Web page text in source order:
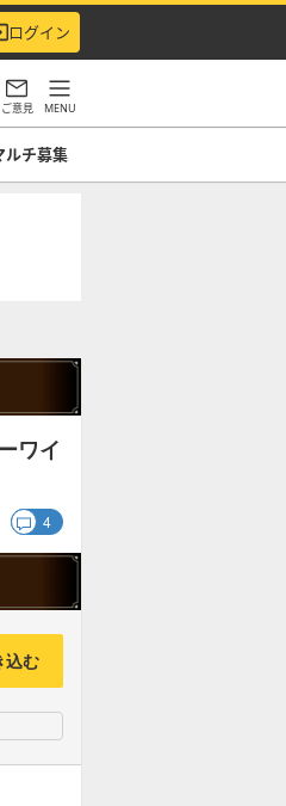
ログイン
ご意見 MENU
ルチ募集
ワイ
4
込む